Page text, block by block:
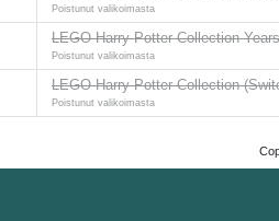
Poistunut valikoimasta
LEGO Harry Potter Collection
Poistunut valikoimasta
LEGO Harry Potter Collection
Poistunut valikoimasta